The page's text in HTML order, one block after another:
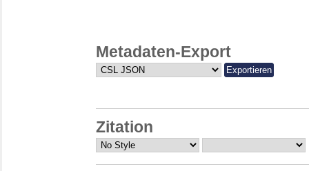
Metadaten-Export
Zitation